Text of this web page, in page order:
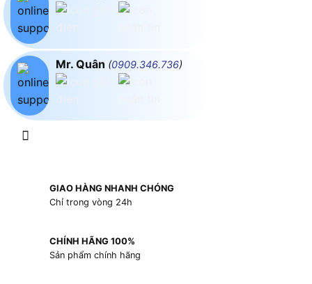
Mr. Quân (0909.346.736)
GIAO HÀNG NHANH CHÓNG
Chỉ trong vòng 24h
CHÍNH HÃNG 100%
Sản phẩm chính hãng